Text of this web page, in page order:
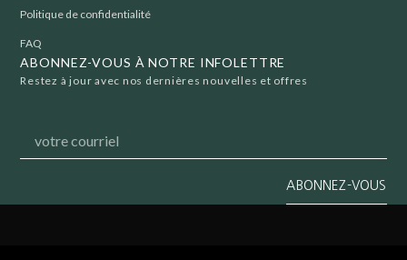
Politique de confidentialité
FAQ
ABONNEZ-VOUS À NOTRE INFOLETTRE
Restez à jour avec nos dernières nouvelles et offres
ABONNEZ-VOUS